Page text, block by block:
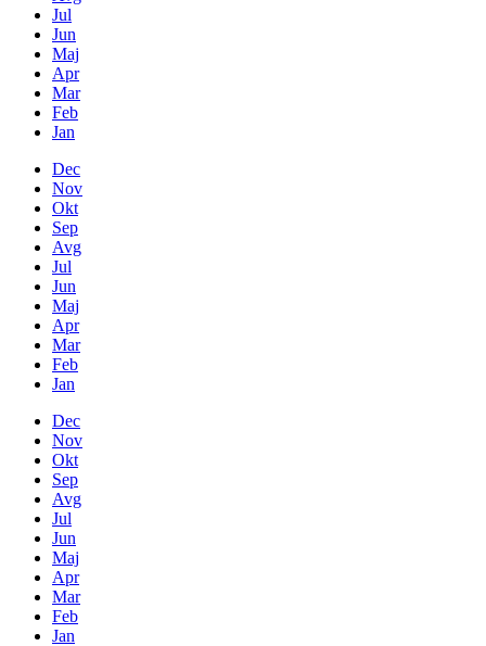
Jul
Jun
Maj
Apr
Mar
Feb
Jan
Dec
Nov
Okt
Sep
Avg
Jul
Jun
Maj
Apr
Mar
Feb
Jan
Dec
Nov
Okt
Sep
Avg
Jul
Jun
Maj
Apr
Mar
Feb
Jan